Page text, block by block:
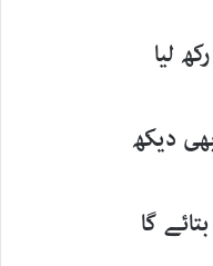
لیا
دیکھ
گا